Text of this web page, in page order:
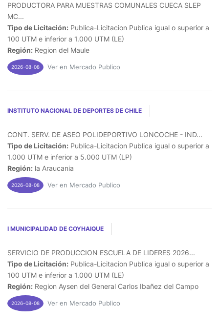
PRODUCTORA PARA MUESTRAS COMUNALES CUECA SLEP
MC...
Tipo de Licitación: Publica-Licitacion Publica igual o superior a
100 UTM e inferior a 1.000 UTM (LE)
Región: Region del Maule
2026-08-08 Ver en Mercado Publico
INSTITUTO NACIONAL DE DEPORTES DE CHILE
CONT. SERV. DE ASEO POLIDEPORTIVO LONCOCHE - IND...
Tipo de Licitación: Publica-Licitacion Publica igual o superior a
1.000 UTM e inferior a 5.000 UTM (LP)
Región: la Araucania
2026-08-08 Ver en Mercado Publico
I MUNICIPALIDAD DE COYHAIQUE
SERVICIO DE PRODUCCION ESCUELA DE LIDERES 2026...
Tipo de Licitación: Publica-Licitacion Publica igual o superior a
100 UTM e inferior a 1.000 UTM (LE)
Región: Region Aysen del General Carlos Ibañez del Campo
2026-08-08 Ver en Mercado Publico